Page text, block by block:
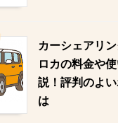
カーシェアリ
ロカの料金や
説！評判のよ
は